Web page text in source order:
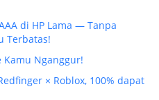
di HP Lama — Tanpa
Terbatas!
Kamu Nganggur!
× Roblox, 100% dapat